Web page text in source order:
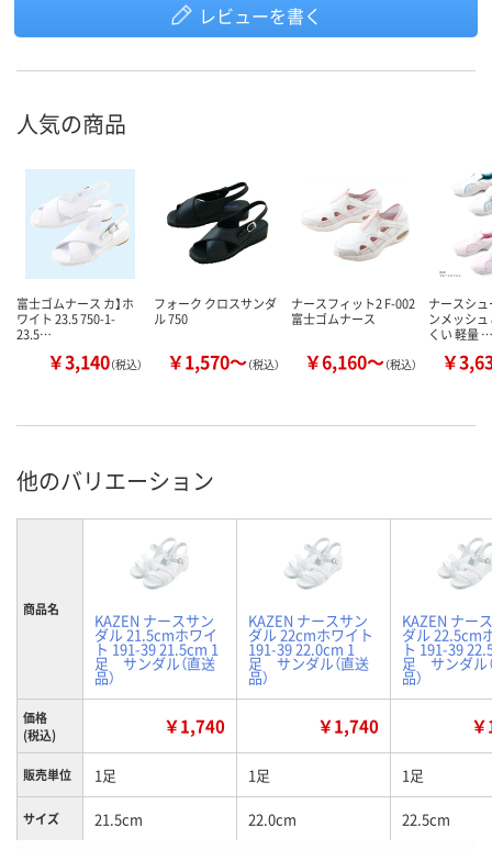
レビューを書く
人気の商品
富士ゴムナース カ】ホ
ワイト 23.5 750-1-
23.5…
￥3,140（税込）
フォーク クロスサンダ
ル 750
￥1,570～（税込）
ナースフィット2 F-002
富士ゴムナース
￥6,160～（税込）
ナースシ
ンメッシ
くい 軽量 …
￥
他のバリエーション
商品名
KAZEN ナースサン
ダル 21.5cmホワイ
ト 191-39 21.5cm 1
足 サンダル（直送
品）
KAZEN ナースサン
ダル 22cmホワイト
191-39 22.0cm 1
足 サンダル（直送
品）
KAZEN ナー
ダル 22.5cm
ト 191-39
足 サンダル
品）
価格
(税込)
￥1,740 ￥1,740
販売単位 1足 1足 1足
サイズ 21.5cm 22.0cm 22.5cm